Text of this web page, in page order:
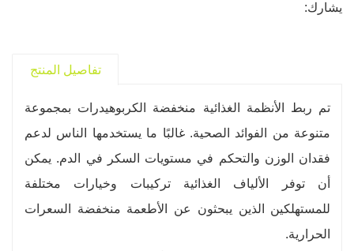
يشارك:
تفاصيل المنتج
تم ربط الأنظمة الغذائية منخفضة الكربوهيدرات بمجموعة
متنوعة من الفوائد الصحية. غالبًا ما يستخدمها الناس لدعم
فقدان الوزن والتحكم في مستويات السكر في الدم. يمكن
أن توفر الألياف الغذائية تركيبات وخيارات مختلفة
للمستهلكين الذين يبحثون عن الأطعمة منخفضة السعرات
الحرارية.